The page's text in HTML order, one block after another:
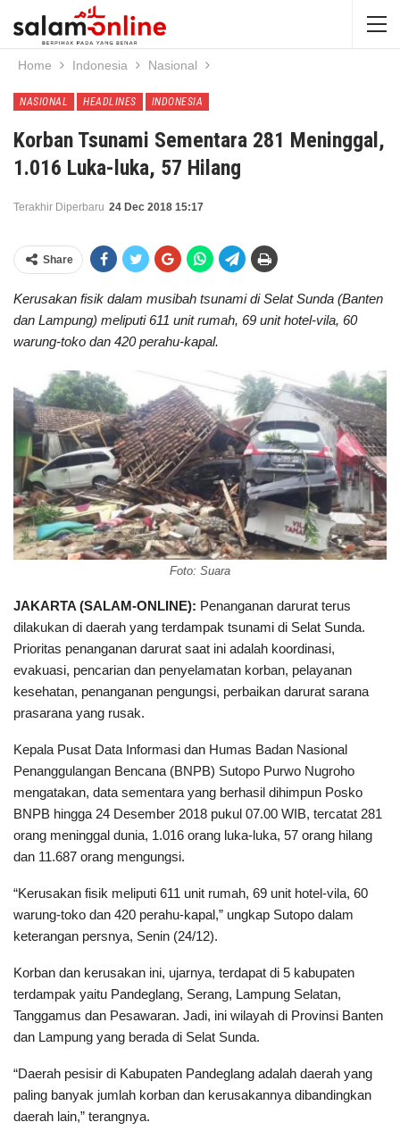
Home Indonesia Nasional
NASIONAL HEADLINES INDONESIA
Korban Tsunami Sementara 281 Meninggal,
1.016 Luka-luka, 57 Hilang
Terakhir Diperbaru 24 Dec 2018 15:17
Share
Kerusakan fisik dalam musibah tsunami di Selat Sunda (Banten
dan Lampung) meliputi 611 unit rumah, 69 unit hotel-vila, 60
warung-toko dan 420 perahu-kapal.
Foto: Suara
JAKARTA (SALAM-ONLINE): Penanganan darurat terus
dilakukan di daerah yang terdampak tsunami di Selat Sunda.
Prioritas penanganan darurat saat ini adalah koordinasi,
evakuasi, pencarian dan penyelamatan korban, pelayanan
kesehatan, penanganan pengungsi, perbaikan darurat sarana
prasarana yang rusak.
Kepala Pusat Data Informasi dan Humas Badan Nasional
Penanggulangan Bencana (BNPB) Sutopo Purwo Nugroho
mengatakan, data sementara yang berhasil dihimpun Posko
BNPB hingga 24 Desember 2018 pukul 07.00 WIB, tercatat 281
orang meninggal dunia, 1.016 orang luka-luka, 57 orang hilang
dan 11.687 orang mengungsi.
“Kerusakan fisik meliputi 611 unit rumah, 69 unit hotel-vila, 60
warung-toko dan 420 perahu-kapal,” ungkap Sutopo dalam
keterangan persnya, Senin (24/12).
Korban dan kerusakan ini, ujarnya, terdapat di 5 kabupaten
terdampak yaitu Pandeglang, Serang, Lampung Selatan,
Tanggamus dan Pesawaran. Jadi, ini wilayah di Provinsi Banten
dan Lampung yang berada di Selat Sunda.
“Daerah pesisir di Kabupaten Pandeglang adalah daerah yang
paling banyak jumlah korban dan kerusakannya dibandingkan
daerah lain,” terangnya.